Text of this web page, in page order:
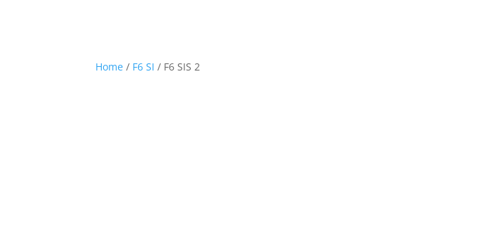
Home / F6 SI / F6 SIS 2